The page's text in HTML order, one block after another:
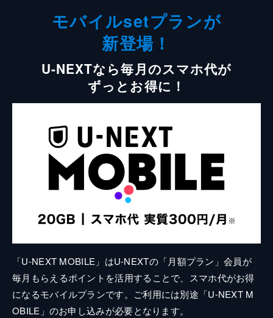
モバイルsetプランが
新登場！
U-NEXTなら毎月のスマホ代が
ずっとお得に！
「U-NEXT MOBILE」はU-NEXTの「月額プラン」会員が
毎月もらえるポイントを活用することで、スマホ代がお得
になるモバイルプランです。ご利用には別途「U-NEXT M
OBILE」のお申し込みが必要となります。